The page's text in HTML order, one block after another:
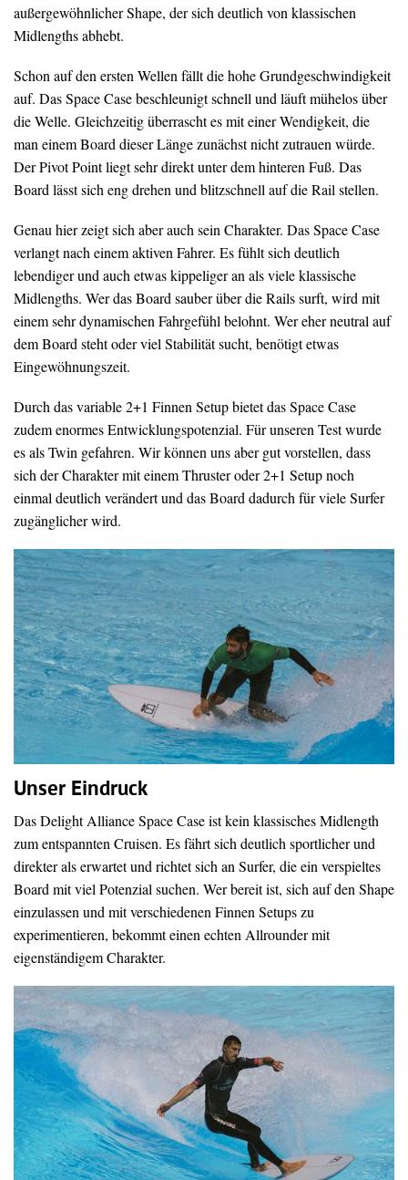
außergewöhnlicher Shape, der sich deutlich von klassischen
Midlengths abhebt.
Schon auf den ersten Wellen fällt die hohe Grundgeschwindigkeit
auf. Das Space Case beschleunigt schnell und läuft mühelos über
die Welle. Gleichzeitig überrascht es mit einer Wendigkeit, die
man einem Board dieser Länge zunächst nicht zutrauen würde.
Der Pivot Point liegt sehr direkt unter dem hinteren Fuß. Das
Board lässt sich eng drehen und blitzschnell auf die Rail stellen.
Genau hier zeigt sich aber auch sein Charakter. Das Space Case
verlangt nach einem aktiven Fahrer. Es fühlt sich deutlich
lebendiger und auch etwas kippeliger an als viele klassische
Midlengths. Wer das Board sauber über die Rails surft, wird mit
einem sehr dynamischen Fahrgefühl belohnt. Wer eher neutral auf
dem Board steht oder viel Stabilität sucht, benötigt etwas
Eingewöhnungszeit.
Durch das variable 2+1 Finnen Setup bietet das Space Case
zudem enormes Entwicklungspotenzial. Für unseren Test wurde
es als Twin gefahren. Wir können uns aber gut vorstellen, dass
sich der Charakter mit einem Thruster oder 2+1 Setup noch
einmal deutlich verändert und das Board dadurch für viele Surfer
zugänglicher wird.
Unser Eindruck
Das Delight Alliance Space Case ist kein klassisches Midlength
zum entspannten Cruisen. Es fährt sich deutlich sportlicher und
direkter als erwartet und richtet sich an Surfer, die ein verspieltes
Board mit viel Potenzial suchen. Wer bereit ist, sich auf den Shape
einzulassen und mit verschiedenen Finnen Setups zu
experimentieren, bekommt einen echten Allrounder mit
eigenständigem Charakter.